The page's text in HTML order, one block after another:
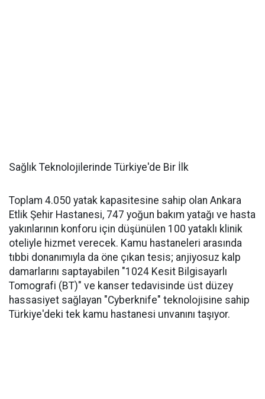
Sağlık Teknolojilerinde Türkiye'de Bir İlk
Toplam 4.050 yatak kapasitesine sahip olan Ankara
Etlik Şehir Hastanesi, 747 yoğun bakım yatağı ve hasta
yakınlarının konforu için düşünülen 100 yataklı klinik
oteliyle hizmet verecek. Kamu hastaneleri arasında
tıbbi donanımıyla da öne çıkan tesis; anjiyosuz kalp
damarlarını saptayabilen "1024 Kesit Bilgisayarlı
Tomografi (BT)" ve kanser tedavisinde üst düzey
hassasiyet sağlayan "Cyberknife" teknolojisine sahip
Türkiye'deki tek kamu hastanesi unvanını taşıyor.